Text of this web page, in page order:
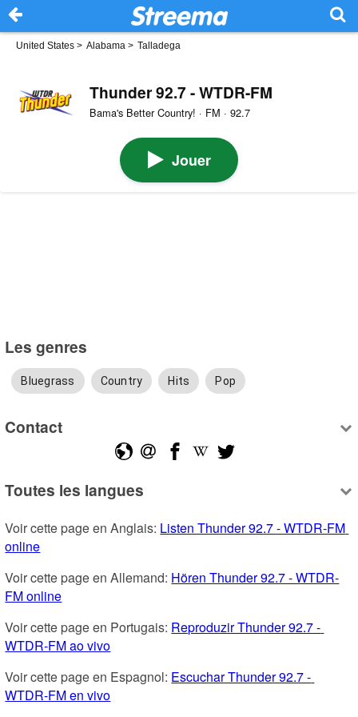
United States > Alabama > Talladega
Thunder 92.7 - WTDR-FM
Bama's Better Country! · FM · 92.7
Jouer
Les genres
Bluegrass Country Hits Pop
Contact
Toutes les langues
Voir cette page en Anglais: Listen Thunder 92.7 - WTDR-FM
online
Voir cette page en Allemand: Hören Thunder 92.7 - WTDR-
FM online
Voir cette page en Portugais: Reproduzir Thunder 92.7 -
WTDR-FM ao vivo
Voir cette page en Espagnol: Escuchar Thunder 92.7 -
WTDR-FM en vivo